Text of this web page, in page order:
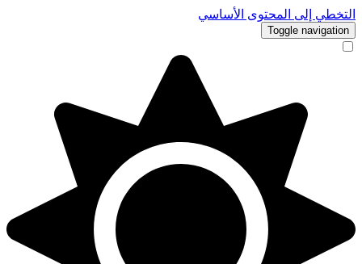
التخطي إلى المحتوى الأساسي
Toggle navigation